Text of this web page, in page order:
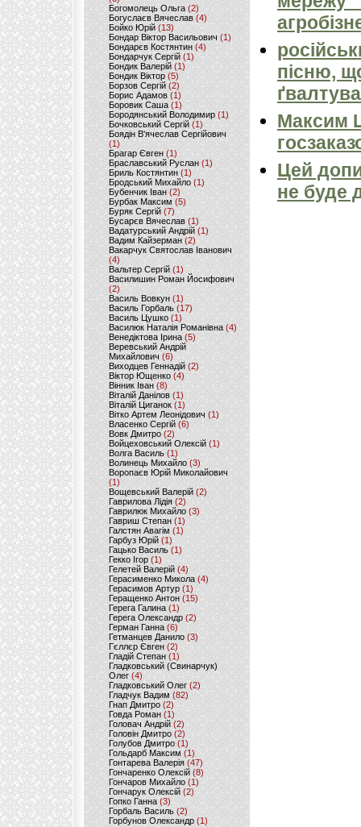
Богомолець Ольга (2)
Богуслаєв Вячеслав (4)
Бойко Юрій (13)
Бондар Віктор Васильович (1)
Бондарєв Костянтин (4)
Бондарчук Сергій(1)
Бондик Валерій (1)
Бондик Віктор(5)
Борзов Сергiй (2)
Борис Адамов(1)
Боровик Саша (1)
Бородянський Володимир (1)
Бочковський Сергій (1)
Боядін В'ячеслав Сергійович
(1)
Брагар Євген (1)
Браславський Руслан (1)
Бриль Костянтин (1)
Бродський Михайло (1)
Бубенчик Іван(2)
Бурбак Максим (5)
Буряк Сергій (7)
Бусарєв Вячеслав (1)
Вадатурський Андрій (1)
Вадим Кайзерман (2)
Вакарчук Святослав Іванович
(4)
Вальтер Сергій (1)
Василишин Роман Йосифович
(2)
Василь Вовкун (1)
Василь Горбаль (17)
Василь Цушко (1)
Василюк Наталія Романівна (4)
Венедіктова Ірина(5)
Веревський Андрій
Михайлович (6)
Виходцев Геннадій (2)
Віктор Ющенко (4)
Вінник Іван (8)
Віталій Данілов (1)
Віталій Циганок (1)
Вітко Артем Леонідович(1)
Власенко Сергій (6)
Вовк Дмитро(2)
Войцеховський Олексій(1)
Волга Василь (1)
Волинець Михайло (3)
Воропаєв Юрій Миколайович
(1)
Вощевський Валерій(2)
Гаврилова Лідія (2)
Гаврилюк Михайло (3)
Гавриш Степан (1)
Галстян Авагім (1)
Гарбуз Юрій (1)
Гацько Василь (1)
Гекко Ігор(1)
Гелетей Валерій (4)
Герасименко Микола (4)
Герасимов Артур (1)
Геращенко Антон(15)
Герега Галина (1)
Герега Олександр (2)
Герман Ганна (6)
Гетманцев Данило (3)
Гєллєр Євген (2)
Гладій Степан(1)
Гладковський (Свинарчук)
Олег (4)
Гладковський Олег (2)
Гладчук Вадим (82)
Гнап Дмитро (2)
Говда Роман(1)
Головач Андрій (2)
Головін Дмитро (2)
Голубов Дмитро (1)
Гольдарб Максим(1)
Гонтарева Валерія (47)
Гончаренко Олексій(8)
Гончаров Михайло (1)
Гончарук Олексій (2)
Гопко Ганна (3)
Горбаль Василь (2)
Горбунов Олександр (1)
пісню,
Максим
Цей
не буде